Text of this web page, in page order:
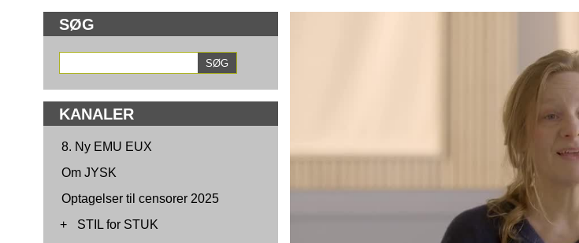
SØG
KANALER
8. Ny EMU EUX
Om JYSK
Optagelser til censorer 2025
+
STIL for STUK